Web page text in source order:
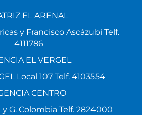
EL ARENAL
y Francisco Ascázubi Telf.
4111786
EL VERGEL
Local 107 Telf. 4103554
CENTRO
G. Colombia Telf. 2824000